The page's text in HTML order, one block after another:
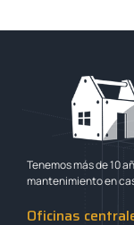
Tenemos más de 10
mantenimiento en
Oficinas